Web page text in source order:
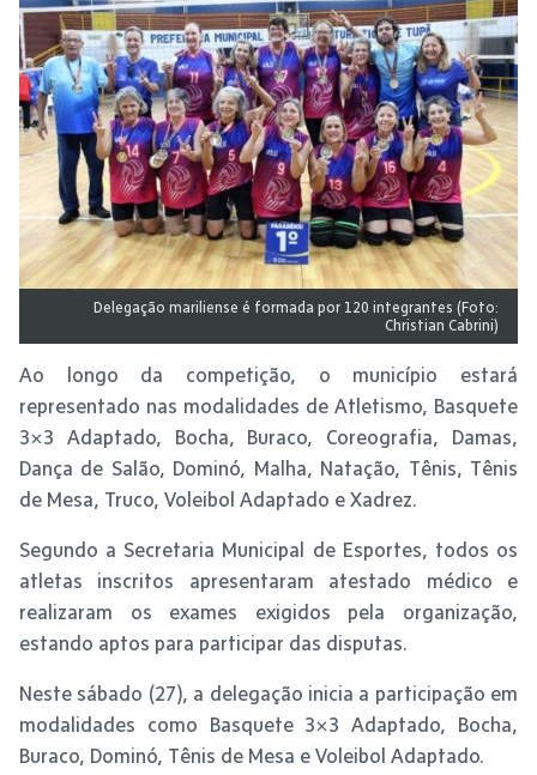
Delegação mariliense é formada por 120 integrantes (Foto:
Christian Cabrini)
Ao longo da competição, o município estará
representado nas modalidades de Atletismo, Basquete
3×3 Adaptado, Bocha, Buraco, Coreografia, Damas,
Dança de Salão, Dominó, Malha, Natação, Tênis, Tênis
de Mesa, Truco, Voleibol Adaptado e Xadrez.
Segundo a Secretaria Municipal de Esportes, todos os
atletas inscritos apresentaram atestado médico e
realizaram os exames exigidos pela organização,
estando aptos para participar das disputas.
Neste sábado (27), a delegação inicia a participação em
modalidades como Basquete 3×3 Adaptado, Bocha,
Buraco, Dominó, Tênis de Mesa e Voleibol Adaptado.